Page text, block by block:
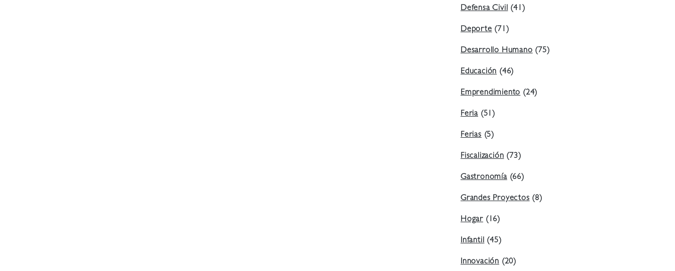
Defensa Civil(41)
Deporte(71)
Desarrollo Humano(75)
Educación(46)
Emprendimiento(24)
Feria (51)
Ferias(5)
Fiscalización(73)
Gastronomía(66)
Grandes Proyectos(8)
Hogar (16)
Infantil(45)
Innovación (20)